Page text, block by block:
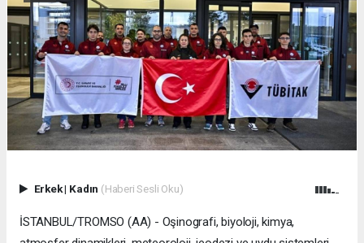
Erkek| Kadın (Haberi Sesli Oku)
İSTANBUL/TROMSO (AA) - Oşinografi, biyoloji, kimya,